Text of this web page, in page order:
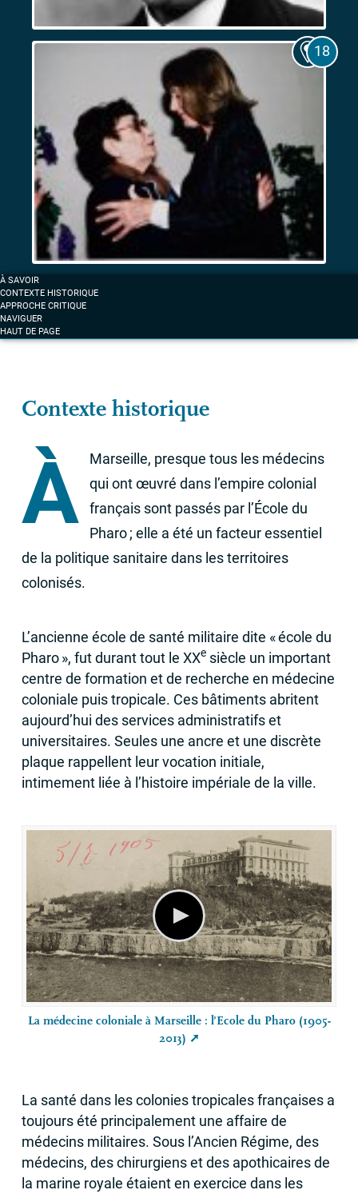
Les
et
de
1922.
Entre
fascination
résistance
Femmes
et
anticolonialisme
à
Marseille
À SAVOIR
CONTEXTE HISTORIQUE
APPROCHE CRITIQUE
NAVIGUER
HAUT DE PAGE
Contexte historique
À
Marseille, presque tous les médecins
qui ont œuvré dans l’empire colonial
français sont passés par l’École du
Pharo; elle a été un facteur essentiel
de la politique sanitaire dans les territoires
colonisés.
L’ancienne école de santé militaire dite «école du
Pharo », fut durant tout le XXesiècle un important
centre de formation et de recherche en médecine
coloniale puis tropicale. Ces bâtiments abritent
aujourd’hui des services administratifs et
universitaires. Seules une ancre et une discrète
plaque rappellent leur vocation initiale,
intimement liée à l’histoire impériale de la ville.
La médecine coloniale à Marseille : l’Ecole du Pharo (1905-
2013)
La santé dans les colonies tropicales françaises a
toujours été principalement une affaire de
médecins militaires. Sous l’Ancien Régime, des
médecins, des chirurgiens et des apothicaires de
la marine royale étaient en exercice dans les